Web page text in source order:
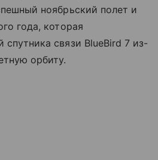
ноябрьский полет и
года, которая
спутника связи BlueBird 7 из-
орбиту.